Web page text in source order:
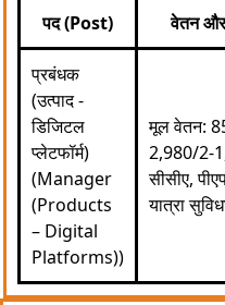
पद (Post) वेतन
प्रबंधक
(उत्पाद -
डिजिटल
प्लेटफॉर्म)
(Manager
(Products
– Digital
Platforms))
मूल वेतन:
2,980/2-
सीसीए,
यात्रा